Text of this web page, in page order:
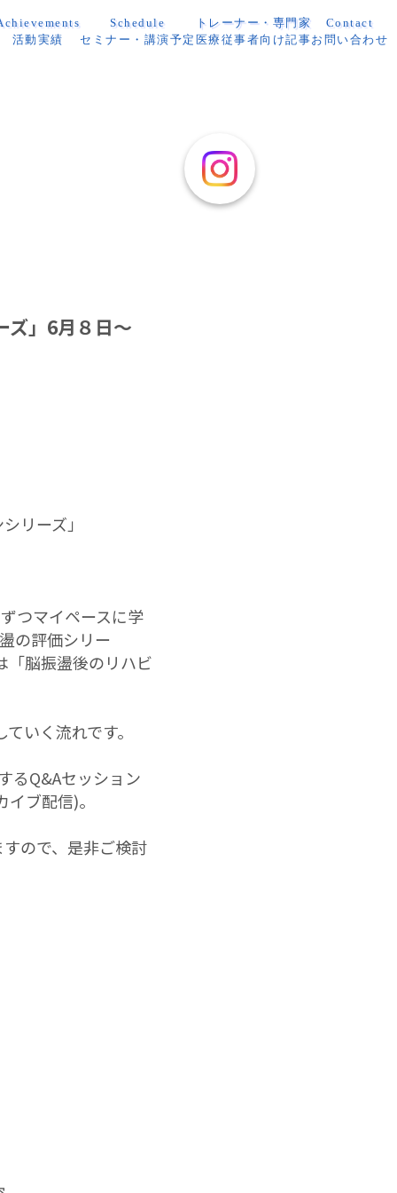
活動実績
Schedule
セミナー・講演予定
トレーナー・専門家
医療従事者向け記事
Contact
お問い合わせ
ズ」6月８日～
リーズ」
つマイペースに学
の評価シリー
「脳振盪後のリハビ
いく流れです。
るQ&Aセッション
ブ配信)。
ので、是非ご検討